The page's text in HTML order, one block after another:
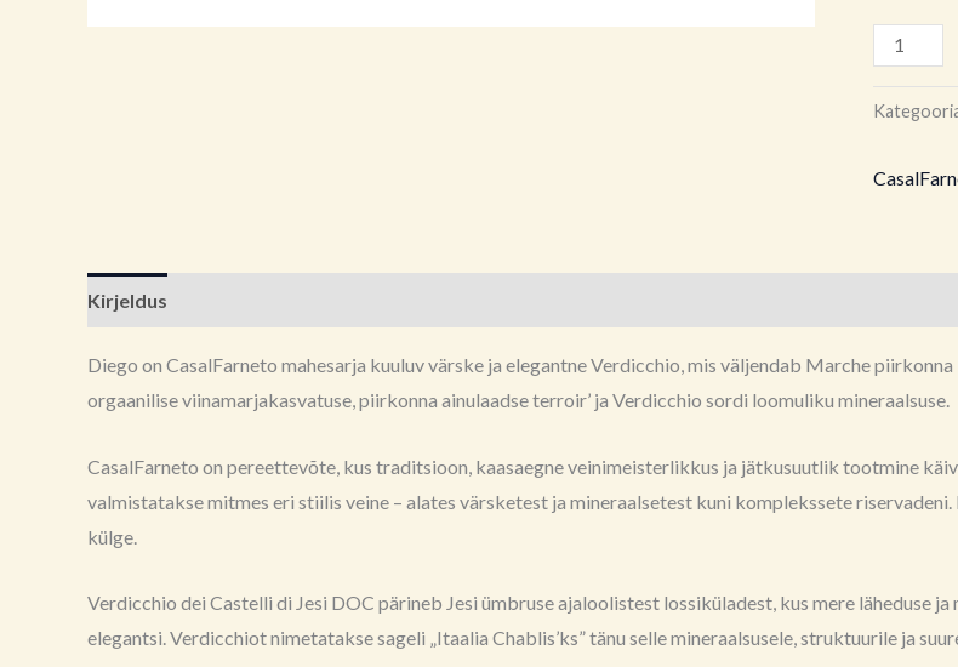
Kirjeldus
Diego on CasalFarneto mahesarja kuuluv värske ja elegantne Verdicchio, mis väljendab Marche
orgaanilise viinamarjakasvatuse, piirkonna ainulaadse terroir’ ja Verdicchio sordi loomuliku mineraalsuse.
CasalFarneto on pereettevõte, kus traditsioon, kaasaegne veinimeisterlikkus ja jätkusuutlik tootmine
valmistatakse mitmes eri stiilis veine – alates värsketest ja mineraalsetest kuni komplekssete
külge.
Verdicchio dei Castelli di Jesi DOC pärineb Jesi ümbruse ajaloolistest lossiküladest, kus mere läheduse
elegantsi. Verdicchiot nimetatakse sageli „Itaalia Chablis’ks” tänu selle mineraalsusele, struktuurile ja